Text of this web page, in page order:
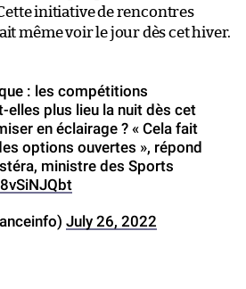
initiative de rencontres
même voir le jour dès cet hiver.
: les compétitions
elles plus lieu la nuit dès cet
en éclairage ? « Cela fait
options ouvertes », répond
ministre des Sports
July 26, 2022